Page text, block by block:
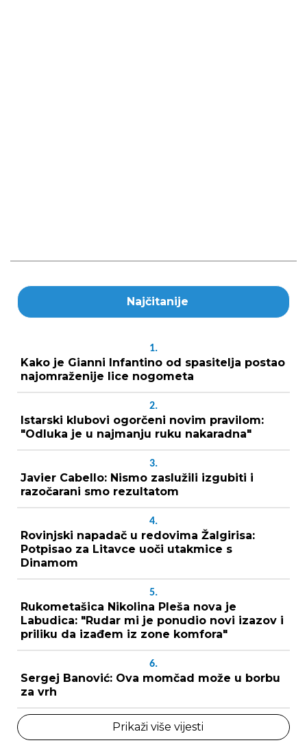
Najčitanije
1.
Kako je Gianni Infantino od spasitelja postao
najomraženije lice nogometa
2.
Istarski klubovi ogorčeni novim pravilom:
"Odluka je u najmanju ruku nakaradna"
3.
Javier Cabello: Nismo zaslužili izgubiti i
razočarani smo rezultatom
4.
Rovinjski napadač u redovima Žalgirisa:
Potpisao za Litavce uoči utakmice s
Dinamom
5.
Rukometašica Nikolina Pleša nova je
Labudica: "Rudar mi je ponudio novi izazov i
priliku da izađem iz zone komfora"
6.
Sergej Banović: Ova momčad može u borbu
za vrh
Prikaži više vijesti